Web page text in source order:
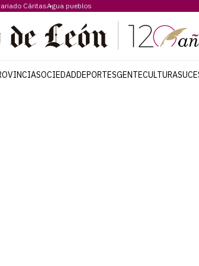
CáritasAgua pueblos
SOCIEDADDEPORTESGENTECULTURA